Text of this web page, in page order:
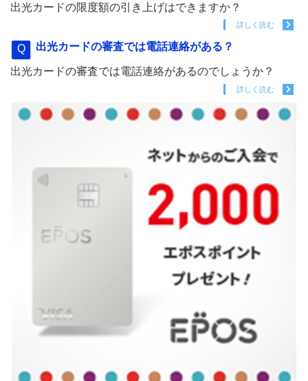
出光カードの限度額の引き上げはできますか？
詳しく読む
出光カードの審査では電話連絡がある？
出光カードの審査では電話連絡があるのでしょうか？
詳しく読む